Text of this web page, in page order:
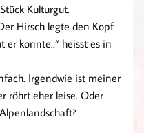
Kulturgut.
Hirsch legte den Kopf
er konnte..“ heisst es in
Irgendwie ist meiner
röhrt eher leise. Oder